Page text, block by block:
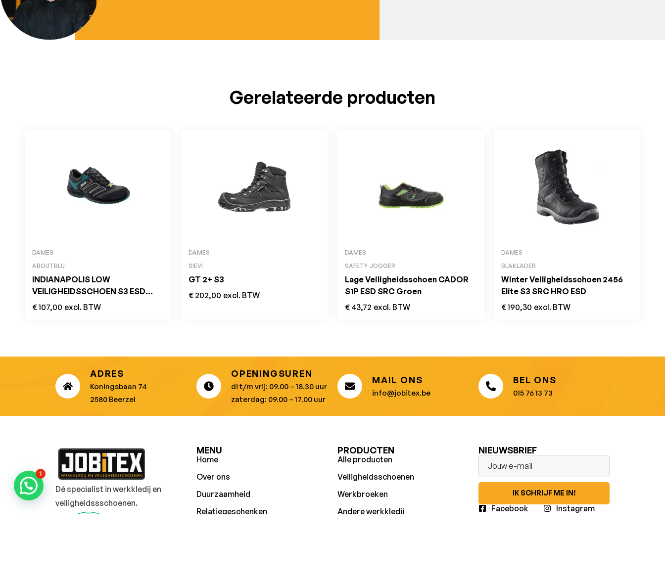
Gerelateerde producten
DAMES
ABOUTBLU
INDIANAPOLIS LOW
VEILIGHEIDSSCHOEN S3 ESD
SRC GRIJS/BLAUW
€107,00 excl. BTW
DAMES
SIEVI
GT 2+ S3
€ 202,00 excl. BTW
DAMES
SAFETY JOGGER
Lage Veiligheidsschoen CADOR
S1P ESD SRC Groen
€ 43,72 excl. BTW
DAMES
BLAKLADER
Winter Veiligheidsschoen 2456
Elite S3 SRC HRO ESD
€190,30 excl. BTW
ADRES
Koningsbaan 74
2580 Beerzel
OPENINGSUREN
di t/m vrij: 09.00 – 18.30 uur
zaterdag: 09.00 – 17.00 uur
MAIL ONS
info@jobitex.be
BEL ONS
015 76 13 73
Dé specialist in werkkledij en
veiligheidssschoenen.
MENU
Home
Over ons
Duurzaamheid
Relatiegeschenken
PRODUCTEN
Alle producten
Veiligheidsschoenen
Werkbroeken
Andere werkkledij
NIEUWSBRIEF
IK SCHRIJF ME IN!
Facebook
Instagram
1